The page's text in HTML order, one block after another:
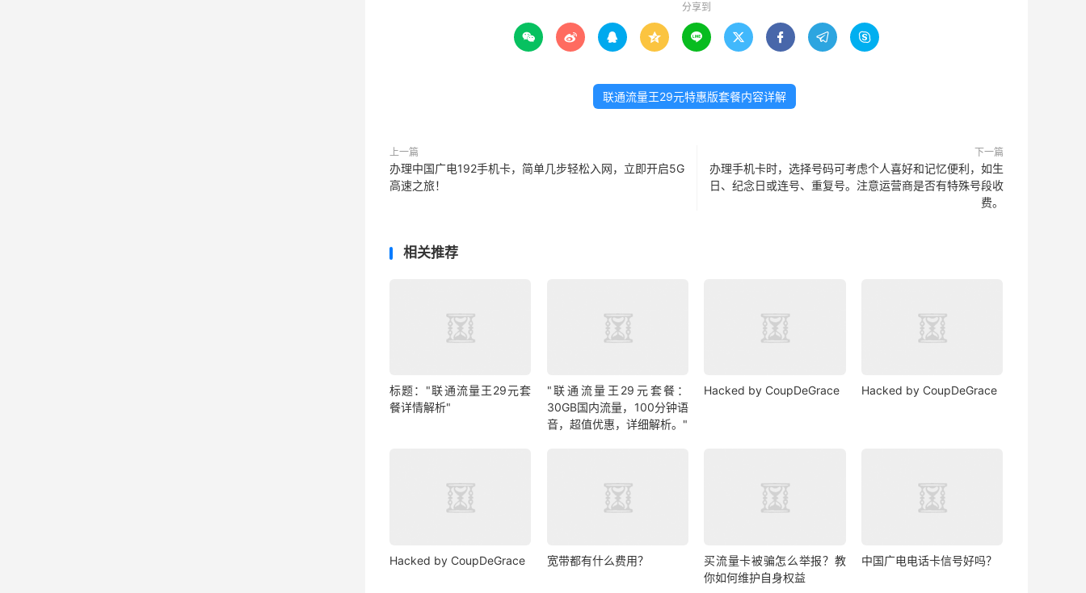
分享到
        
联通流量王29元特惠版套餐内容详解
上一篇
办理中国广电192手机卡，简单几步轻松入网，立即开启5G
高速之旅！
下一篇
办理手机卡时，选择号码可考虑个人喜好和记忆便利，如生
日、纪念日或连号、重复号。注意运营商是否有特殊号段收
费。
相关推荐
标题："联通流量王29元套
餐详情解析"
"联通流量王29元套餐：
30GB国内流量，100分钟语
音，超值优惠，详细解析。"
Hacked by CoupDeGrace Hacked by CoupDeGrace
Hacked by CoupDeGrace 宽带都有什么费用？
买流量卡被骗怎么举报？教
你如何维护自身权益
中国广电电话卡信号好吗？